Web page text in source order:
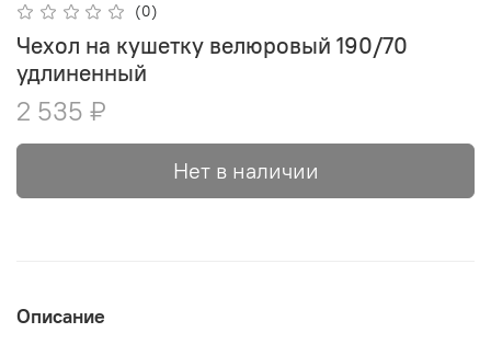
(0)
Чехол на кушетку велюровый 190/70
удлиненный
2 535 ₽
Нет в наличии
Описание